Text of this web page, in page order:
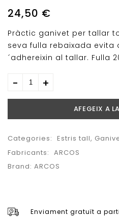
24,50 €
Pràctic ganivet per tallar
seva fulla rebaixada evita
´adhereixin al tallar. Fulla
AFEGEIX A
Categories: Estris tall,
Fabricants: ARCOS
Brand: ARCOS
Enviament gratuït a